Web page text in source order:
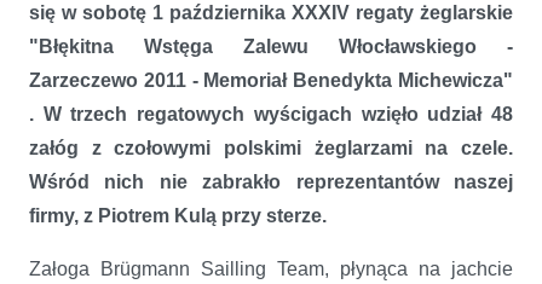
się w sobotę 1 października XXXIV regaty żeglarskie
"Błękitna Wstęga Zalewu Włocławskiego -
Zarzeczewo 2011 - Memoriał Benedykta Michewicza"
. W trzech regatowych wyścigach wzięło udział 48
załóg z czołowymi polskimi żeglarzami na czele.
Wśród nich nie zabrakło reprezentantów naszej
firmy, z Piotrem Kulą przy sterze.
Załoga Brügmann Sailling Team, płynąca na jachcie